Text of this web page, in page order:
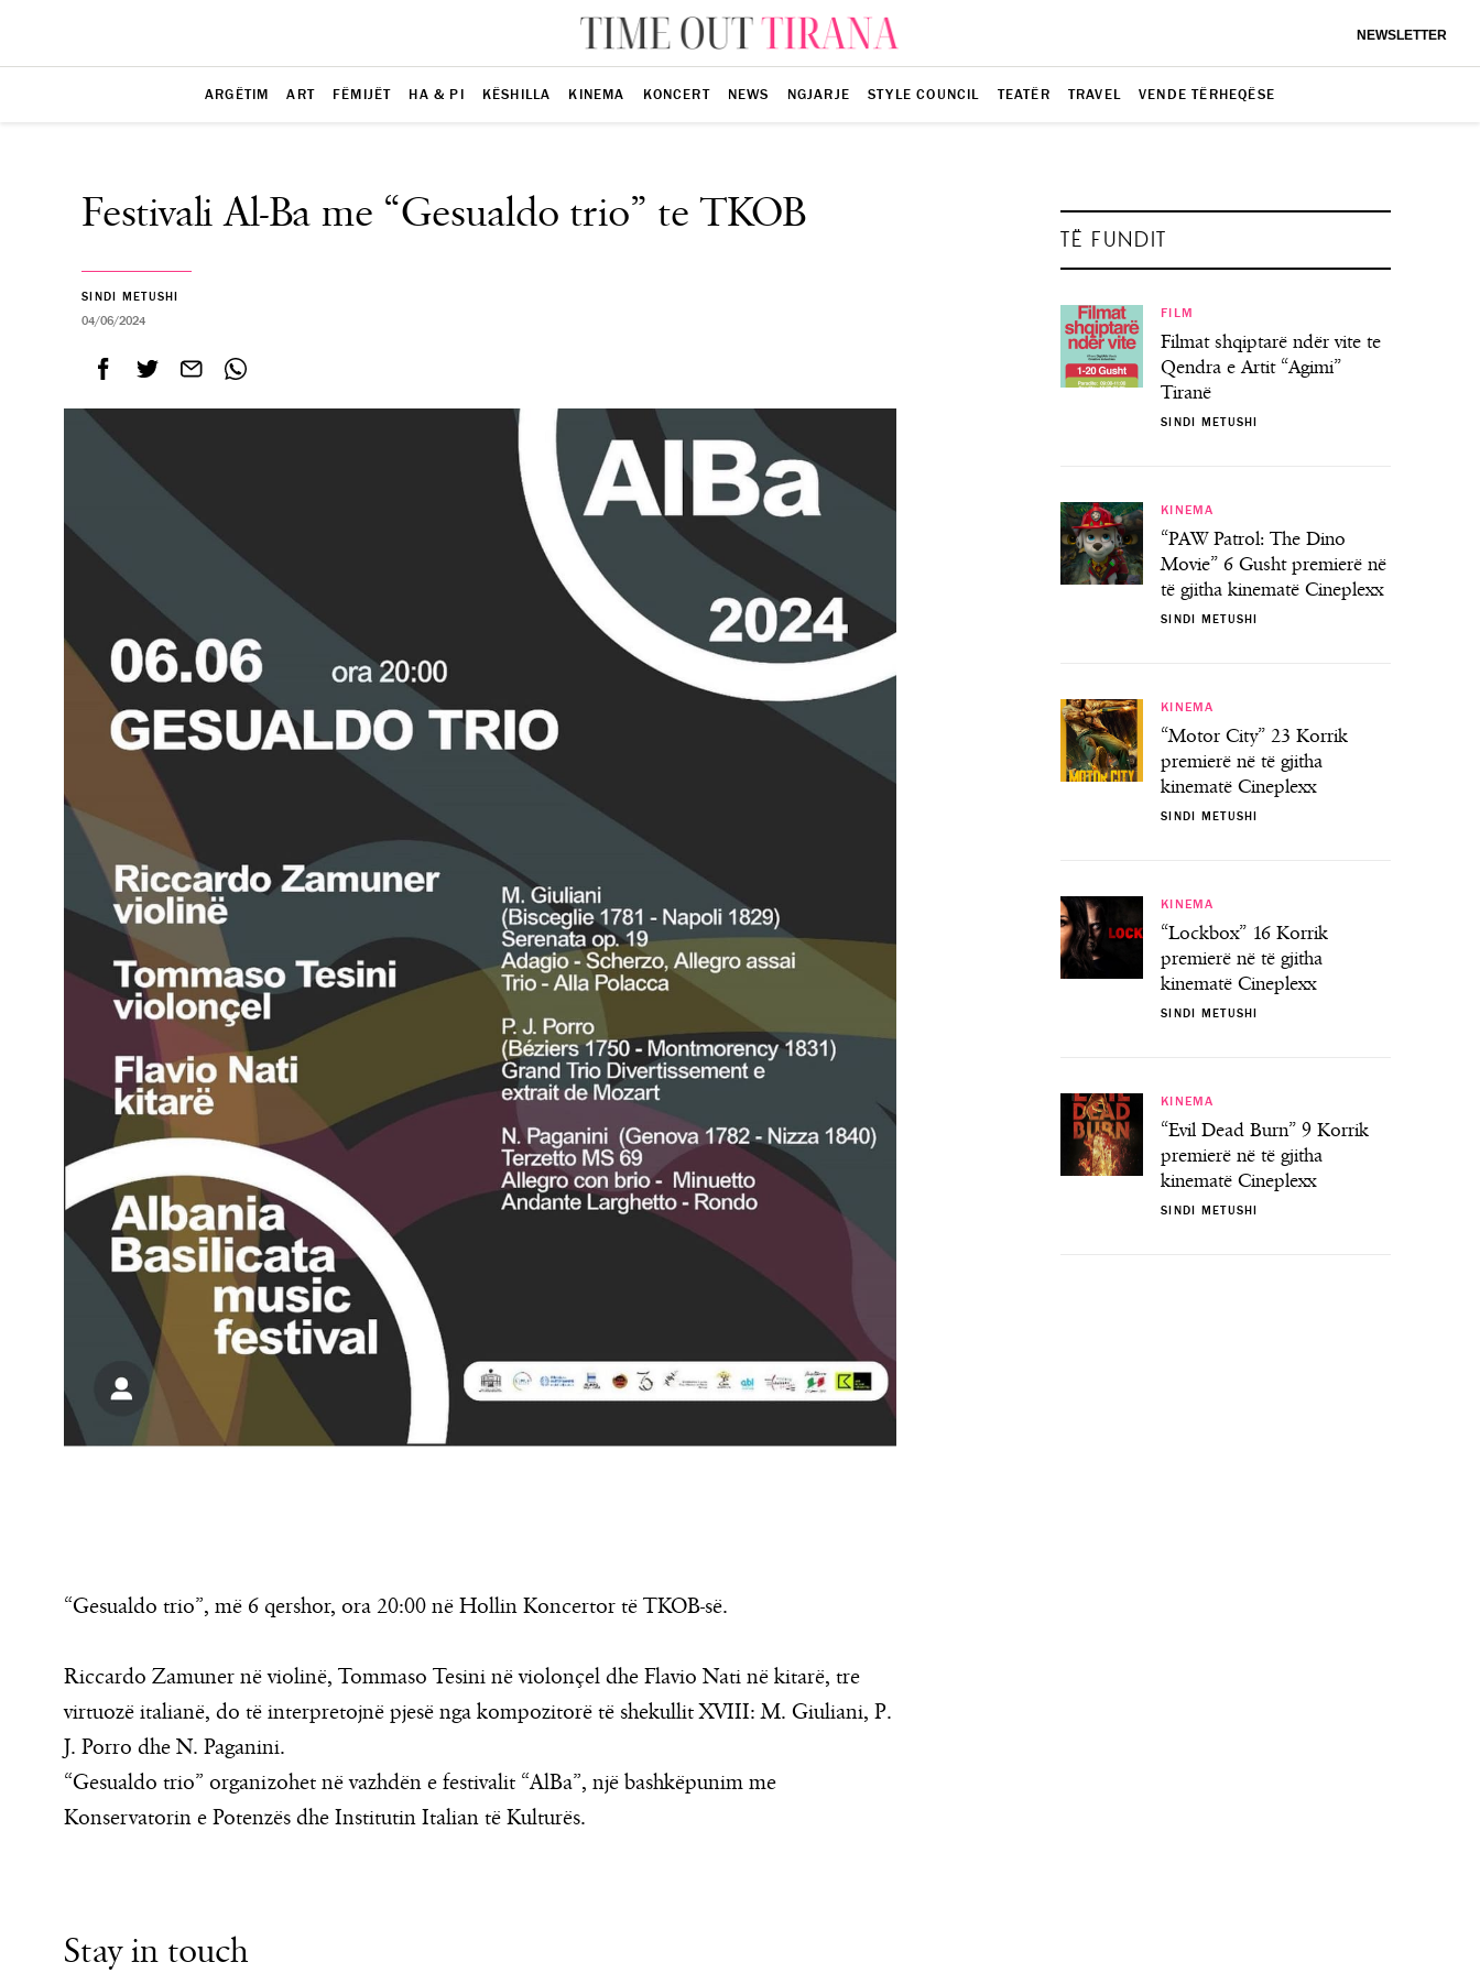
NEWSLETTER
ARGËTIM ART FËMIJËT HA & PI KËSHILLA KINEMA KONCERT NEWS NGJARJE STYLE COUNCIL TEATËR TRAVEL VENDE TËRHEQËSE
Festivali Al-Ba me “Gesualdo trio” te TKOB
SINDI METUSHI
04/06/2024
“Gesualdo trio”, më 6 qershor, ora 20:00 në Hollin Koncertor të TKOB-së.
Riccardo Zamuner në violinë, Tommaso Tesini në violonçel dhe Flavio Nati në kitarë, tre
virtuozë italianë, do të interpretojnë pjesë nga kompozitorë të shekullit XVIII: M. Giuliani, P.
J. Porro dhe N. Paganini.
“Gesualdo trio” organizohet në vazhdën e festivalit “AlBa”, një bashkëpunim me
Konservatorin e Potenzës dhe Institutin Italian të Kulturës.
Stay in touch
TË FUNDIT
FILM
Filmat shqiptarë ndër vite te
Qendra e Artit “Agimi”
Tiranë
SINDI METUSHI
KINEMA
“PAW Patrol: The Dino
Movie” 6 Gusht premierë në
të gjitha kinematë Cineplexx
SINDI METUSHI
KINEMA
“Motor City” 23 Korrik
premierë në të gjitha
kinematë Cineplexx
SINDI METUSHI
KINEMA
“Lockbox” 16 Korrik
premierë në të gjitha
kinematë Cineplexx
SINDI METUSHI
KINEMA
“Evil Dead Burn” 9 Korrik
premierë në të gjitha
kinematë Cineplexx
SINDI METUSHI